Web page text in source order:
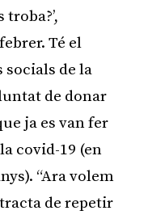
Té el
de la
de donar
ja es van fer
covid-19 (en
“Ara volem
de repetir